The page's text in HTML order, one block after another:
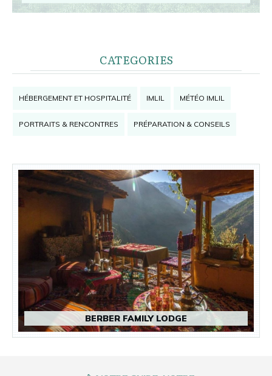
CATEGORIES
HÉBERGEMENT ET HOSPITALITÉ IMLIL MÉTÉO IMLIL
PORTRAITS & RENCONTRES PRÉPARATION & CONSEILS
BERBER FAMILY LODGE